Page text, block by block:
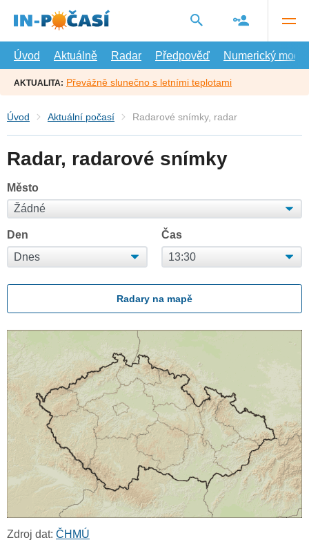
hlavní
Úvod
Aktuálně Radar Předpověď Numerický model
AKTUALITA: Převážně slunečno s letními teplotami
Úvod Aktuální počasí Radarové snímky, radar
Radar, radarové snímky
Město
Den Čas
Radary na mapě
Zdroj dat: ČHMÚ